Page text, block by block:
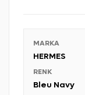
MARKA
HERMES
RENK
Bleu Navy